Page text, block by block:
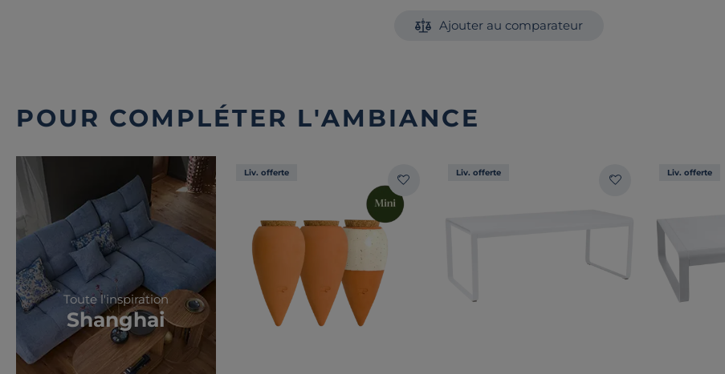
Ajouter au comparateur
POUR COMPLÉTER L'AMBIANCE
Toute l'inspiration
Shanghai
Liv. offerte Liv. offerte Liv. offerte